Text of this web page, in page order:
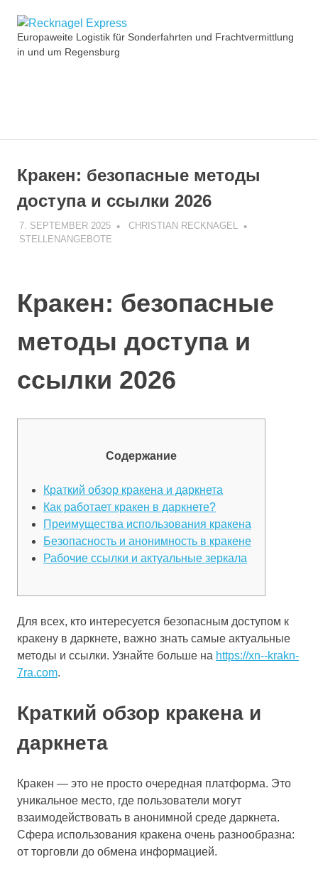
Inhalt
springen
Recknagel
Europaweite Logistik für Sonderfahrten und Frachtvermittlung
in und um Regensburg
Кракен: безопасные методы
доступа и ссылки 2026
7. SEPTEMBER 2025
CHRISTIAN RECKNAGEL
STELLENANGEBOTE
Кракен: безопасные
методы доступа и
ссылки 2026
Содержание
Краткий обзор кракена и даркнета
Как работает кракен в даркнете?
Преимущества использования кракена
Безопасность и анонимность в кракене
Рабочие ссылки и актуальные зеркала
Для всех, кто интересуется безопасным доступом к
кракену в даркнете, важно знать самые актуальные
методы и ссылки. Узнайте больше на https://xn--krakn-
7ra.com.
Краткий обзор кракена и
даркнета
Кракен — это не просто очередная платформа. Это
уникальное место, где пользователи могут
взаимодействовать в анонимной среде даркнета.
Сфера использования кракена очень разнообразна:
от торговли до обмена информацией.